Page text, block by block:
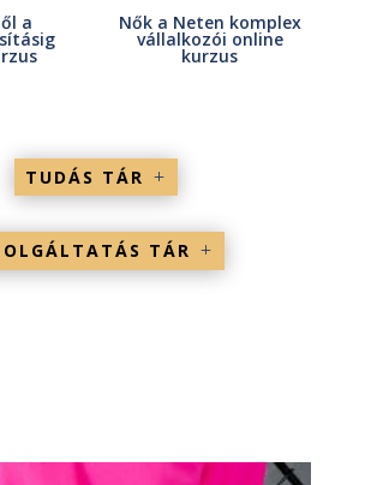
a Nők a Neten komplex
vállalkozói online
kurzus
TUDÁS TÁR
TÁR